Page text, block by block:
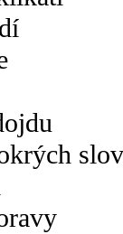
slov